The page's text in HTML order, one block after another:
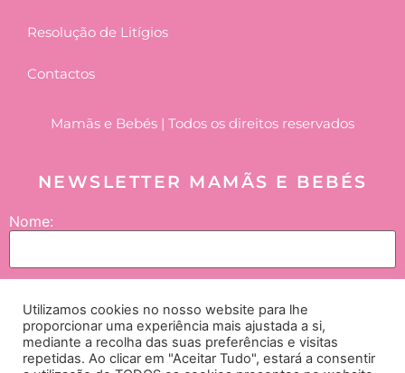
Resolução de Litígios
Contactos
Mamãs e Bebés | Todos os direitos reservados
NEWSLETTER MAMÃS E BEBÉS
Nome:
Utilizamos cookies no nosso website para lhe
proporcionar uma experiência mais ajustada a si,
mediante a recolha das suas preferências e visitas
repetidas. Ao clicar em "Aceitar Tudo", estará a consentir